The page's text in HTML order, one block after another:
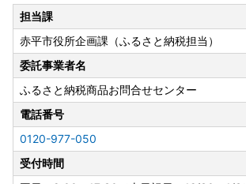
ます。
なお、紙での申請をご希望の場合は、お手
でご連絡いただくか、以下よりダウンロー
い。
※年末のお申込みつきましては、書類のお届
る場合がありますので、ご自身でダウンロ
提出いただくことをお勧めいたします。
また、添付書類に漏れのないよう、今一度
たします。
担当課
赤平市役所企画課（ふるさと納税担当）
委託事業者名
ふるさと納税商品お問合せセンター
電話番号
0120-977-050
受付時間